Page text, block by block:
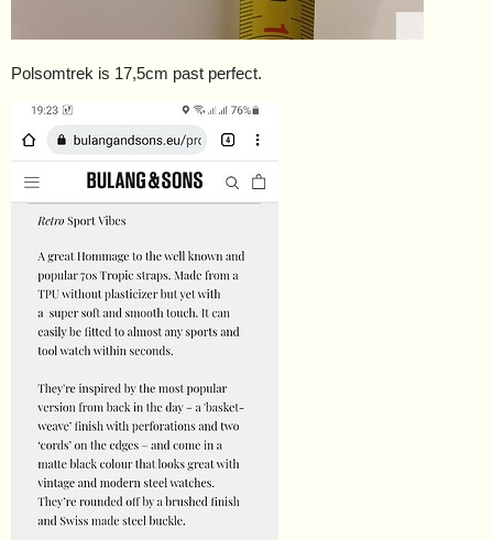
Polsomtrek is 17,5cm past perfect.